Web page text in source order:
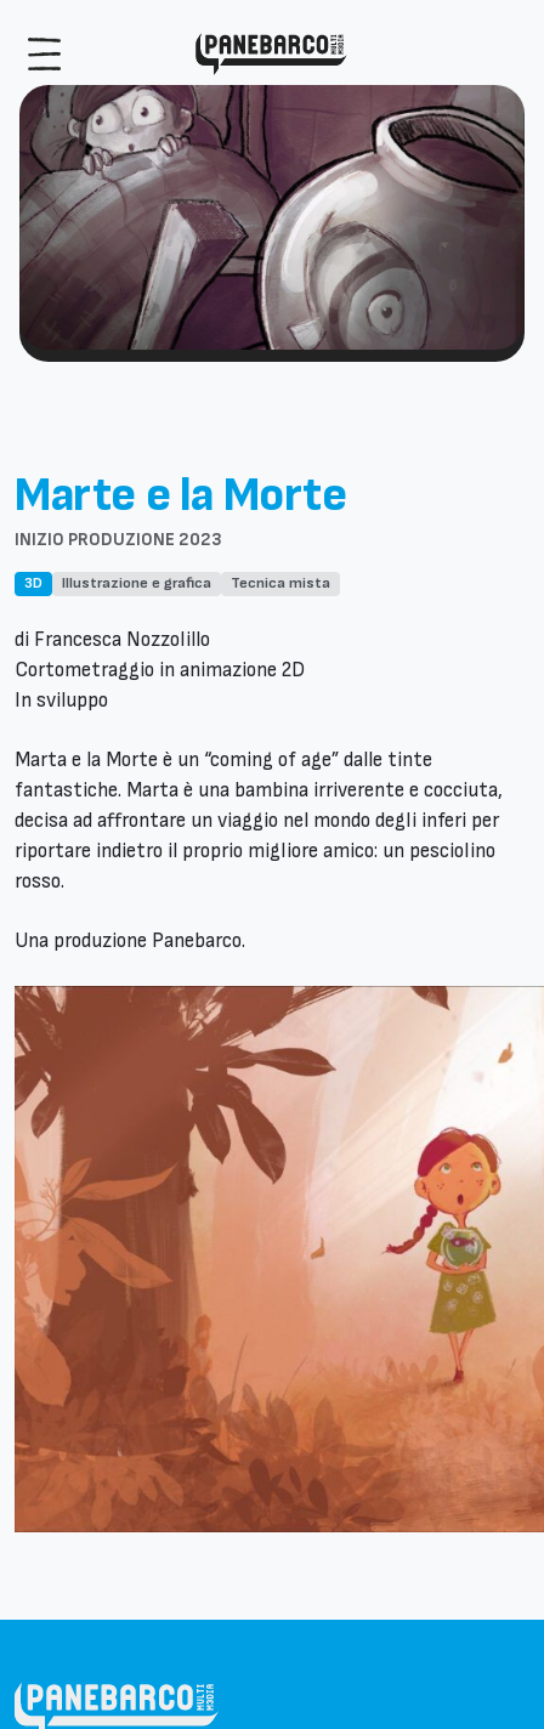
Marte e la Morte
INIZIO PRODUZIONE 2023
3D Illustrazione e grafica Tecnica mista
di Francesca Nozzolillo
Cortometraggio in animazione 2D
In sviluppo
Marta e la Morte è un “coming of age” dalle tinte
fantastiche. Marta è una bambina irriverente e cocciuta,
decisa ad affrontare un viaggio nel mondo degli inferi per
riportare indietro il proprio migliore amico: un pesciolino
rosso.
Una produzione Panebarco.